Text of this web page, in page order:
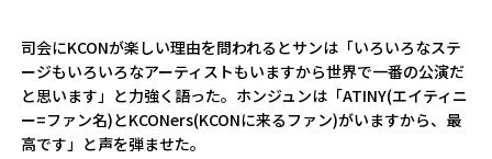
司会にKCONが楽しい理由を問われるとサンは「いろいろなステ
ージもいろいろなアーティストもいますから世界で一番の公演だ
と思います」と力強く語った。ホンジュンは「ATINY(エイティニ
ー=ファン名)とKCONers(KCONに来るファン)がいますから、最
高です」と声を弾ませた。